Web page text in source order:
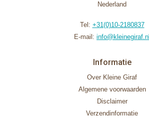
Nederland
Tel: +31(0)10-2180837
E-mail: info@kleinegiraf.nl
Informatie
Over Kleine Giraf
Algemene voorwaarden
Disclaimer
Verzendinformatie